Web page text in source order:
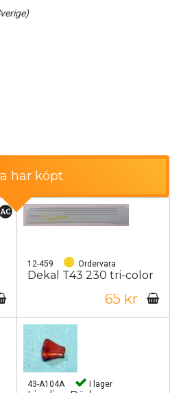
har köpt
12-459 Ordervara
Dekal T43 230 tri-color
65 kr
43-A104A I lager